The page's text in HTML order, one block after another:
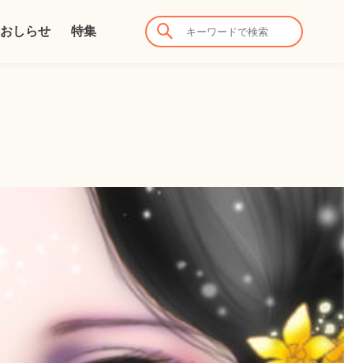
おしらせ 特集